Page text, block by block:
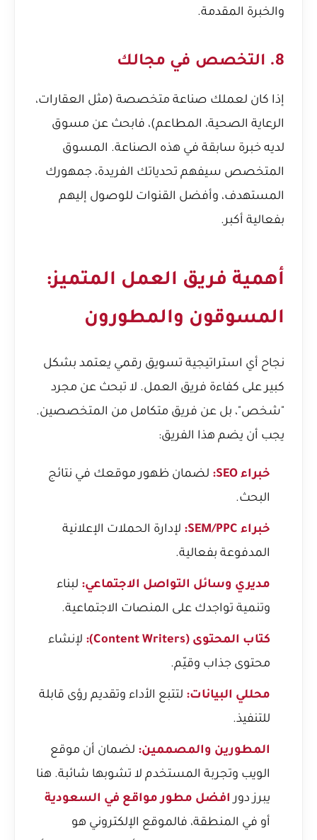
والخبرة المقدمة.
8. التخصص في مجالك
إذا كان لعملك صناعة متخصصة (مثل العقارات،
الرعاية الصحية، المطاعم)، فابحث عن مسوق
لديه خبرة سابقة في هذه الصناعة. المسوق
المتخصص سيفهم تحدياتك الفريدة، جمهورك
المستهدف، وأفضل القنوات للوصول إليهم
بفعالية أكبر.
أهمية فريق العمل المتميز:
المسوقون والمطورون
نجاح أي استراتيجية تسويق رقمي يعتمد بشكل
كبير على كفاءة فريق العمل. لا تبحث عن مجرد
"شخص"، بل عن فريق متكامل من المتخصصين.
يجب أن يضم هذا الفريق:
خبراء SEO:
لضمان ظهور موقعك في نتائج
البحث.
خبراء SEM/PPC:
لإدارة الحملات الإعلانية
المدفوعة بفعالية.
مديري وسائل التواصل الاجتماعي: لبناء
وتنمية تواجدك على المنصات الاجتماعية.
كتاب المحتوى (Content Writers):
لإنشاء
محتوى جذاب وقيّم.
محللي البيانات: لتتبع الأداء وتقديم رؤى قابلة
للتنفيذ.
المطورين والمصممين: لضمان أن موقع
الويب وتجربة المستخدم لا تشوبها شائبة. هنا
يبرز دور افضل مطور مواقع في السعودية
أو في المنطقة، فالموقع الإلكتروني هو